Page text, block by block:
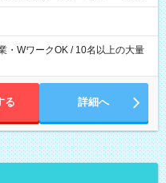
・WワークOK / 10名以上の大量
る 詳細へ